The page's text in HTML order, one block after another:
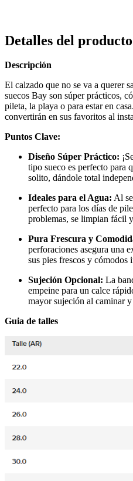
Detalles del producto
Descripción
El calzado que no se va a querer
suecos Bay son súper prácticos,
pileta, la playa o para estar en
convertirán en sus favoritos al
Puntos Clave:
Diseño Súper Práctico:
tipo sueco es perfecto para
solito, dándole total
Ideales para el Agua: Al
perfecto para los días de
problemas, se limpian fácil
Pura Frescura y
perforaciones asegura una
sus pies frescos y cómodos
Sujeción Opcional: La
empeine para un calce
mayor sujeción al caminar
Guia de talles